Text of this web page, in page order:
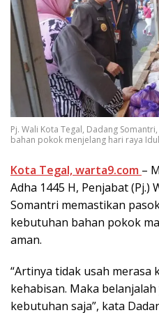
Pj. Wali Kota Tegal, Dadang
bahan pokok menjelang hari raya
Kota Tegal, warta9.com –
Adha 1445 H, Penjabat (Pj.)
Somantri memastikan
kebutuhan bahan pokok
aman.
“Artinya tidak usah merasa
kehabisan. Maka
kebutuhan saja”, kata